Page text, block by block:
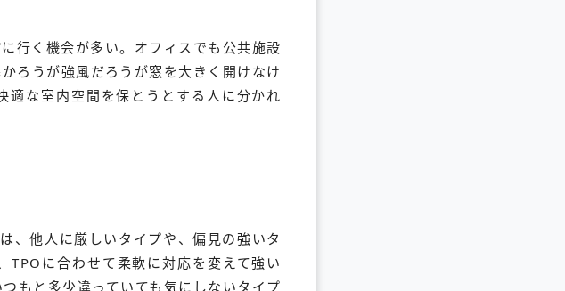
行く機会が多い。オフィスでも公共施設
ろうが強風だろうが窓を大きく開けなけ
適な室内空間を保とうとする人に分かれ
、他人に厳しいタイプや、偏見の強いタ
TPOに合わせて柔軟に対応を変えて強い
もと多少違っていても気にしないタイプ